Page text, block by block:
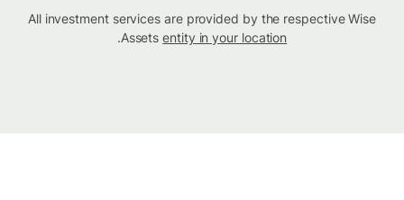
All investment services are provided by the respective Wise
Assetsentity in your location
.